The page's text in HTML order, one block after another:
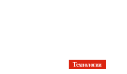
Технологии